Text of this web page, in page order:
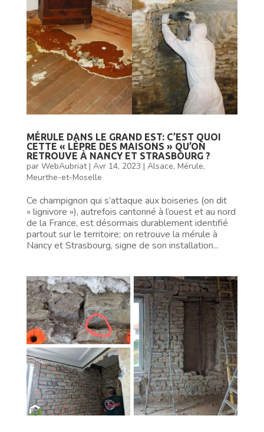
MÉRULE DANS LE GRAND EST: C’EST QUOI
CETTE « LÈPRE DES MAISONS » QU’ON
RETROUVE À NANCY ET STRASBOURG ?
par WebAubriat| Avr 14, 2023 | Alsace, Mérule,
Meurthe-et-Moselle
Ce champignon qui s’attaque aux boiseries (on dit
« lignivore »), autrefois cantonné à l’ouest et au nord
de la France, est désormais durablement identifié
partout sur le territoire; on retrouve la mérule à
Nancy et Strasbourg, signe de son installation...